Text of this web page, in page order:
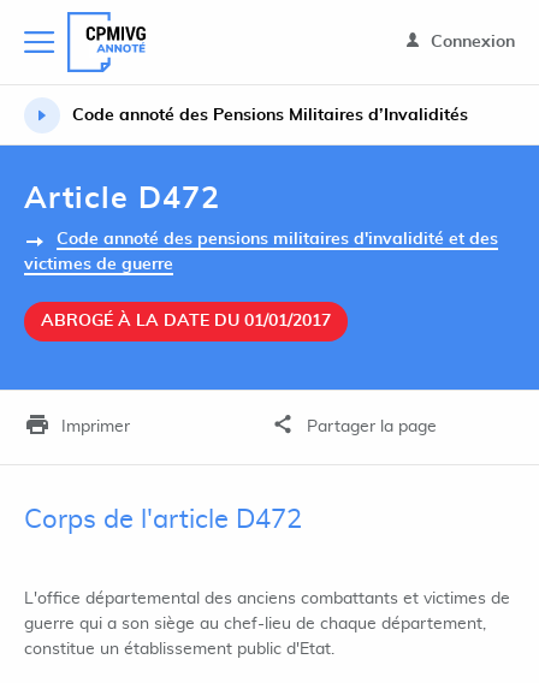
Connexion
Code annoté des Pensions Militaires d’Invalidités
Article D472
Code annoté des pensions militaires d'invalidité et des
victimes de guerre
ABROGÉ À LA DATE DU 01/01/2017
Imprimer Partager la page
Corps de l'article D472
L'office départemental des anciens combattants et victimes de
guerre qui a son siège au chef-lieu de chaque département,
constitue un établissement public d'Etat.